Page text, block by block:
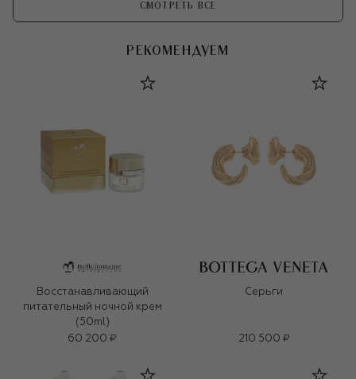
СМОТРЕТЬ ВСЕ
РЕКОМЕНДУЕМ
Восстанавливающий
питательный ночной крем
(50ml)
60 200 ₽
Серьги
210 500 ₽